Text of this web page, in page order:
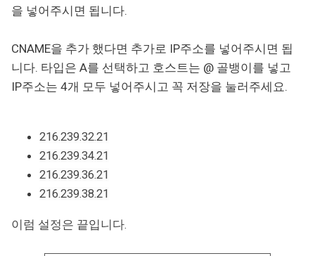
을 넣어주시면 됩니다.
CNAME을 추가 했다면 추가로 IP주소를 넣어주시면 됩
니다. 타입은 A를 선택하고 호스트는 @ 골뱅이를 넣고
IP주소는 4개 모두 넣어주시고 꼭 저장을 눌러주세요.
216.239.32.21
216.239.34.21
216.239.36.21
216.239.38.21
이럼 설정은 끝입니다.